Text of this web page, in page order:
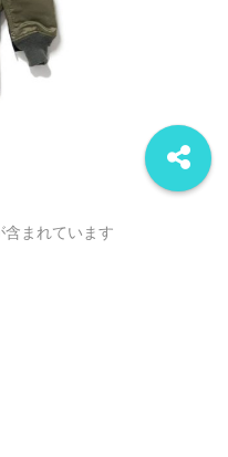
含まれています